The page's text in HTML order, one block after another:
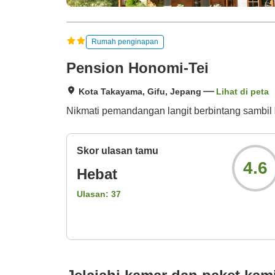
Rumah penginapan
Pension Honomi-Tei
Kota Takayama, Gifu, Jepang Lihat di peta
Nikmati pemandangan langit berbintang
Skor ulasan tamu
Hebat
Ulasan: 37
4.6